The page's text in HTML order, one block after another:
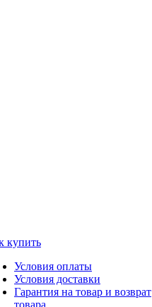
купить
Условия оплаты
Условия доставки
Гарантия на товар и возврат
товара